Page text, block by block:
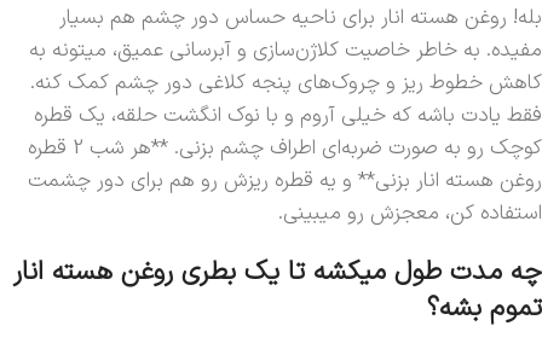
بله! روغن هسته انار برای ناحیه حساس دور چشم هم بسیار
مفیده. به خاطر خاصیت کلاژن‌سازی و آبرسانی عمیق، میتونه به
کاهش خطوط ریز و چروک‌های پنجه کلاغی دور چشم کمک کنه.
فقط یادت باشه که خیلی آروم و با نوک انگشت حلقه، یک قطره
کوچک رو به صورت ضربه‌ای اطراف چشم بزنی. **هر شب 2 قطره
روغن هسته انار بزنی** و یه قطره ریزش رو هم برای دور چشمت
استفاده کن، معجزش رو میبینی.
چه مدت طول میکشه تا یک بطری روغن هسته انار
تموم بشه؟